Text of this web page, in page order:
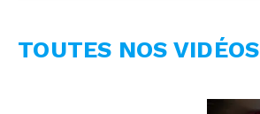
TOUTES NOS VIDÉOS